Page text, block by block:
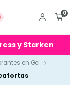
0
y Starken
en Gel